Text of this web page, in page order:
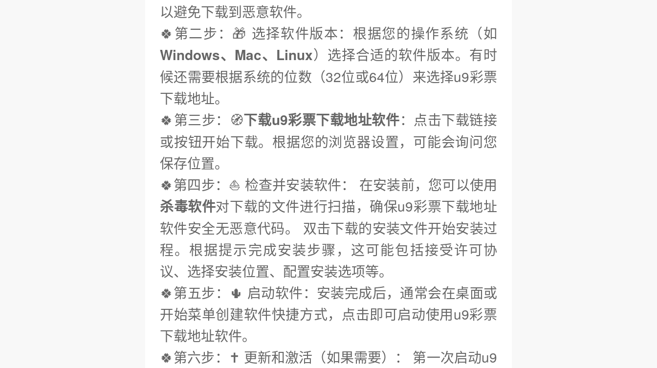
以避免下载到恶意软件。
🍀第二步：🎁 选择软件版本：根据您的操作系统（如
Windows、Mac、Linux）选择合适的软件版本。有时
候还需要根据系统的位数（32位或64位）来选择u9彩票
下载地址。
🍀第三步：🧭下载u9彩票下载地址软件：点击下载链接
或按钮开始下载。根据您的浏览器设置，可能会询问您
保存位置。
🍀第四步：⛵️ 检查并安装软件： 在安装前，您可以使用
杀毒软件对下载的文件进行扫描，确保u9彩票下载地址
软件安全无恶意代码。 双击下载的安装文件开始安装过
程。根据提示完成安装步骤，这可能包括接受许可协
议、选择安装位置、配置安装选项等。
🍀第五步：🌵 启动软件：安装完成后，通常会在桌面或
开始菜单创建软件快捷方式，点击即可启动使用u9彩票
下载地址软件。
🍀第六步：✝️ 更新和激活（如果需要）： 第一次启动u9